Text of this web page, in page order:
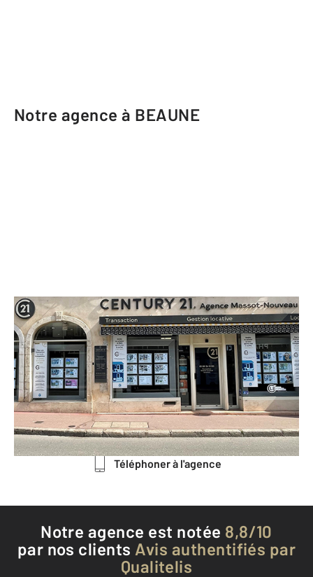
Notre agence à BEAUNE
CENTURY 21 Agence Massot-
Nouveau
11-13 rue du Faubourg Madeleine
BEAUNE - 21200
Envoyer un message
Téléphoner à l'agence
Notre agence est notée 8,8/10
par nos clients Avis authentifiés par
Qualitelis